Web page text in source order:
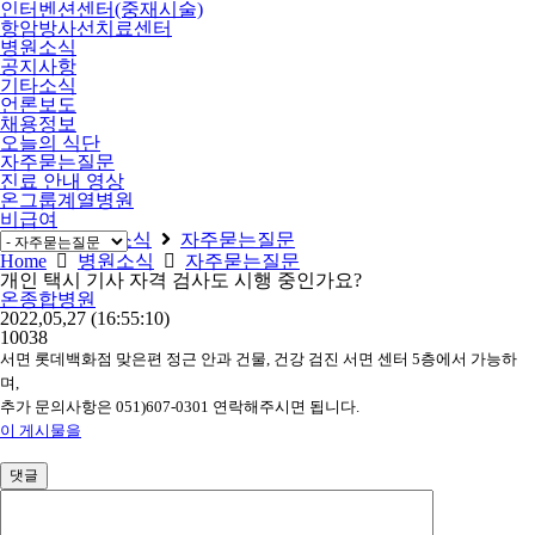
인터벤션센터(중재시술)
항암방사선치료센터
병원소식
공지사항
기타소식
언론보도
채용정보
오늘의 식단
자주묻는질문
진료 안내 영상
온그룹계열병원
비급여
Home
병원소식
자주묻는질문
Home
병원소식
자주묻는질문
개인 택시 기사 자격 검사도 시행 중인가요?
온종합병원
2022,05,27 (16:55:10)
10038
서면 롯데백화점 맞은편 정근 안과 건물, 건강 검진 서면 센터 5층에서 가능하
며,
추가 문의사항은 051)607-0301 연락해주시면 됩니다.
이 게시물을
댓글